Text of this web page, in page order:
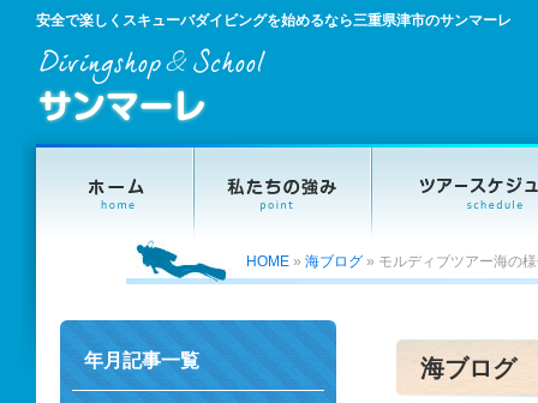
安全で楽しくスキューバダイビングを始めるなら三重県津市のサンマーレ
HOME » 海ブログ » モルディブツアー海の
海ブログ
年月記事一覧